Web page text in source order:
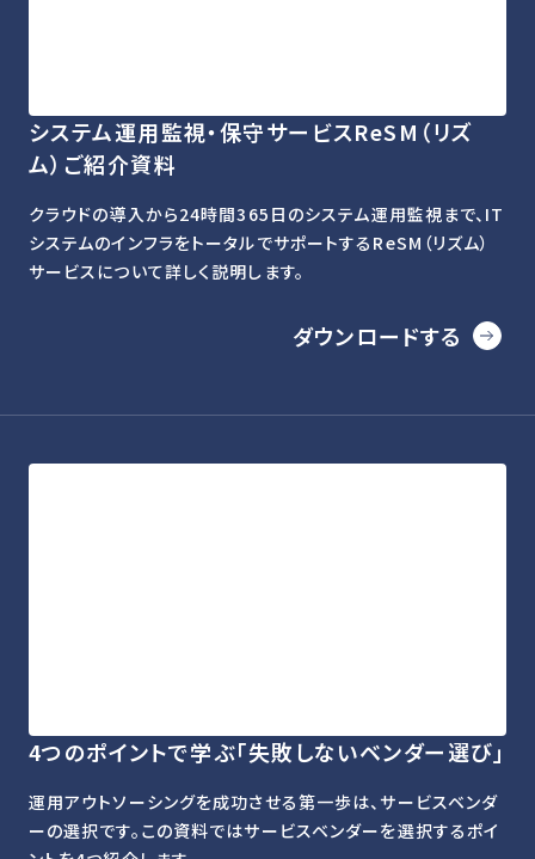
システム運用監視・保守サービスReSM（リズ
ム）ご紹介資料
クラウドの導入から24時間365日のシステム運用監視まで、IT
システムのインフラをトータルでサポートするReSM（リズム）
サービスについて詳しく説明します。
ダウンロードする
4つのポイントで学ぶ「失敗しないベンダー選び」
運用アウトソーシングを成功させる第一歩は、サービスベンダ
ーの選択です。この資料ではサービスベンダーを選択するポイ